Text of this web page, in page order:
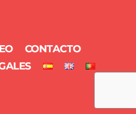
CONTACTO